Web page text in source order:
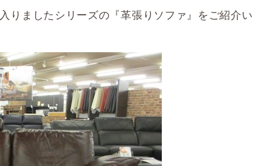
りましたシリーズの『革張りソファ』をご紹介い